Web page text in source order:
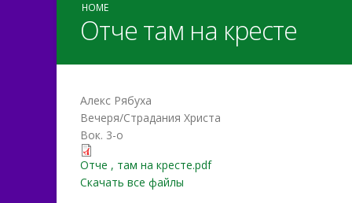
HOME
Отче там на кресте
Алекс Рябуха
Вечеря/Страдания Христа
Вок. 3-о
Отче , там на кресте.pdf
Отче , там на кресте.pdf
Скачать все файлы